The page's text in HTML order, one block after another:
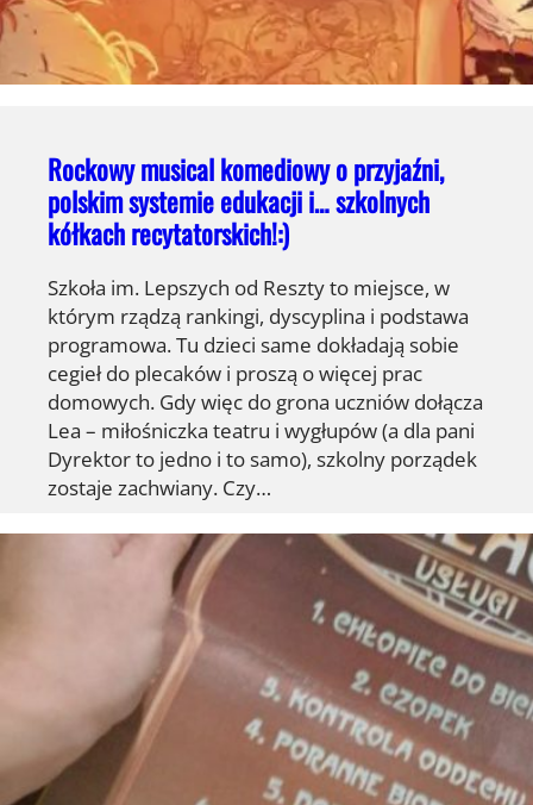
Rockowy musical komediowy o przyjaźni,
polskim systemie edukacji i… szkolnych
kółkach recytatorskich!:)
Szkoła im. Lepszych od Reszty to miejsce, w
którym rządzą rankingi, dyscyplina i podstawa
programowa. Tu dzieci same dokładają sobie
cegieł do plecaków i proszą o więcej prac
domowych. Gdy więc do grona uczniów dołącza
Lea – miłośniczka teatru i wygłupów (a dla pani
Dyrektor to jedno i to samo), szkolny porządek
zostaje zachwiany. Czy…